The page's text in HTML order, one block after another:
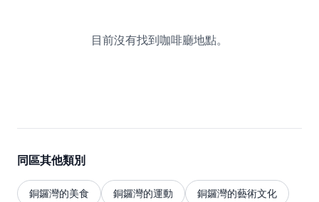
目前沒有找到咖啡廳地點。
同區其他類別
銅鑼灣的美食 銅鑼灣的運動
銅鑼灣的藝術文化